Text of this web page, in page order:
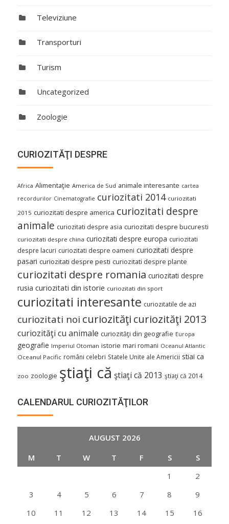
Televiziune
Transporturi
Turism
Uncategorized
Zoologie
CURIOZITĂŢI DESPRE
Africa Alimentaţie America de Sud animale interesante cartea
recordurilor Cinematografie curiozitati 2014 curiozitati
2015 curiozitati despre america curiozitati despre
animale curiozitati despre asia curiozitati despre bucuresti
curiozitati despre china curiozitati despre europa curiozitati
despre lacuri curiozitati despre oameni curiozitati despre
pasari curiozitati despre pesti curiozitati despre plante
curiozitati despre romania curiozitati despre
rusia curiozitati din istorie curiozitati din sport
curiozitati interesante curiozitatile de azi
curiozitati noi curiozităţi curiozităţi 2013
curiozităţi cu animale curiozităţi din geografie Europa
geografie Imperiul Otoman istorie mari romani Oceanul Atlantic
Oceanul Pacific români celebri Statele Unite ale Americii stiai ca
zoo zoologie ştiaţi că ştiaţi că 2013 ştiaţi că 2014
CALENDARUL CURIOZITĂŢILOR
AUGUST 2026
M
T W T F S
S
1
2
3
4 5 6 7 8
9
10
11 12 13 14 15 16